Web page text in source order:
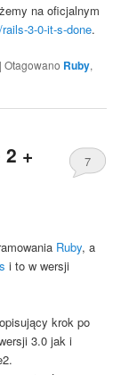
na oficjalnym
3-0-it-s-done.
|Otagowano Ruby,
+
7
Ruby, a
i to w wersji
krok po
3.0 jak i